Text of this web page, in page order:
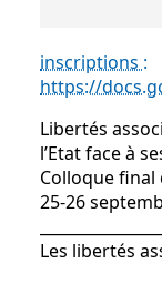
inscriptions :
https://
Libertés
l’Etat face à
Colloque final
25-26
Les libertés